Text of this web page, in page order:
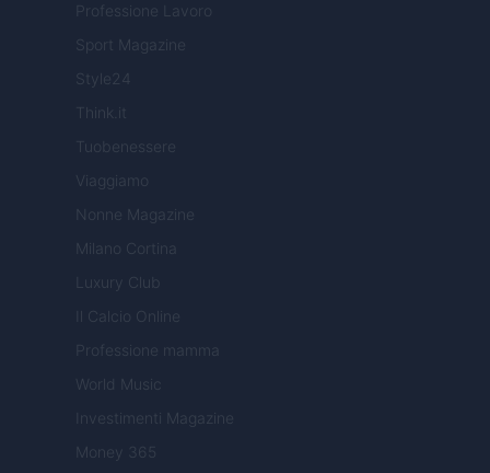
Professione Lavoro
Sport Magazine
Style24
Think.it
Tuobenessere
Viaggiamo
Nonne Magazine
Milano Cortina
Luxury Club
Il Calcio Online
Professione mamma
World Music
Investimenti Magazine
Money 365